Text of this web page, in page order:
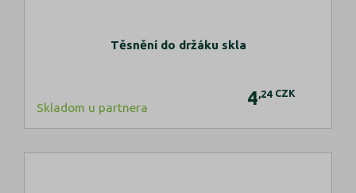
Těsnění do držáku skla
Skladom u partnera 4 ,24 CZK